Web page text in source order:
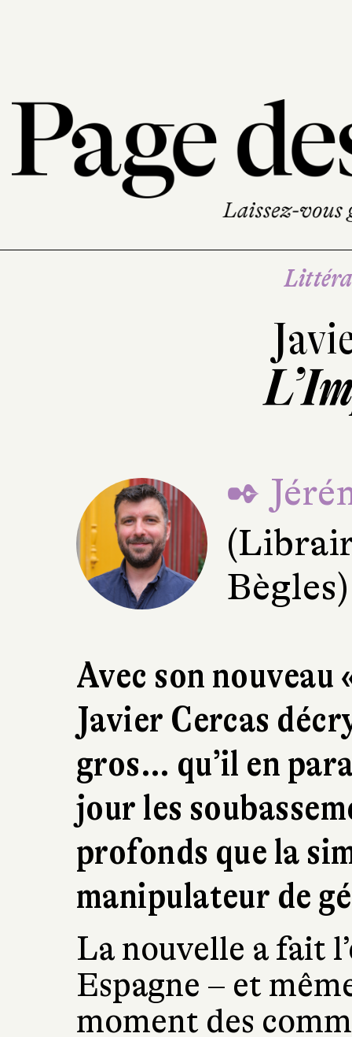
✒
Bègles)
Avec son
Javier Cercas
gros… qu’il en
jour les
profonds que la
manipulateur de
La nouvelle a fait
Espagne – et
moment des